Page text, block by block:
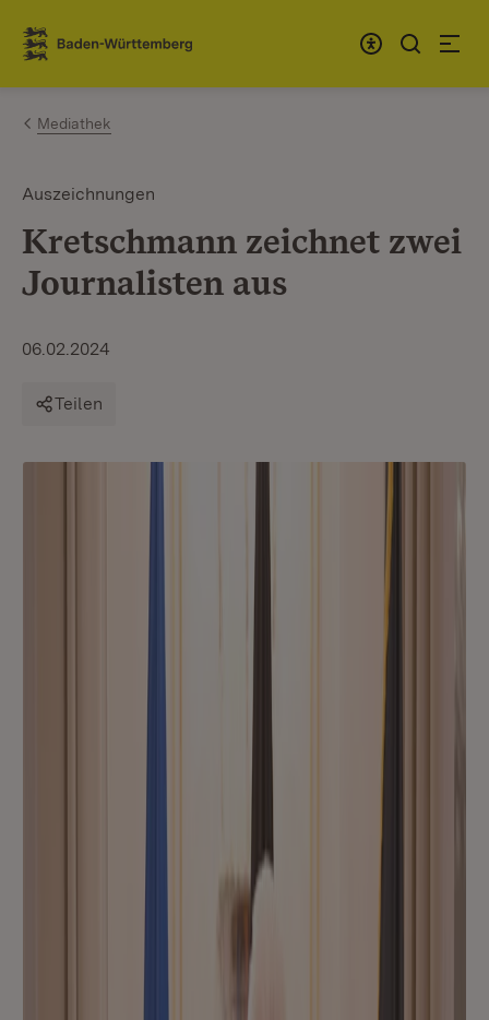
Zum Inhalt springen
Link zur Startseite
Mediathek
Auszeichnungen
Kretschmann zeichnet zwei
Journalisten aus
06.02.2024
Teilen